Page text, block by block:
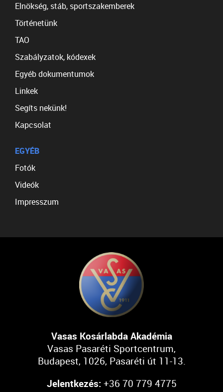
Elnökség, stáb, sportszakemberek
Történetünk
TAO
Szabályzatok, kódexek
Egyéb dokumentumok
Linkek
Segíts nekünk!
Kapcsolat
EGYÉB
Fotók
Videók
Impresszum
Vasas Kosárlabda Akadémia
Vasas Pasaréti Sportcentrum,
Budapest, 1026, Pasaréti út 11-13.
Jelentkezés: +36 70 779 4775